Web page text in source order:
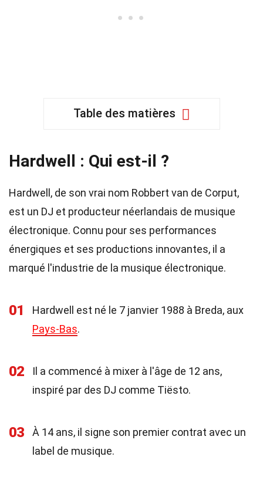
Table des matières
Hardwell : Qui est-il ?
Hardwell, de son vrai nom Robbert van de Corput,
est un DJ et producteur néerlandais de musique
électronique. Connu pour ses performances
énergiques et ses productions innovantes, il a
marqué l'industrie de la musique électronique.
01
Hardwell est né le 7 janvier 1988 à Breda, aux
Pays-Bas.
02
Il a commencé à mixer à l'âge de 12 ans,
inspiré par des DJ comme Tiësto.
03
À 14 ans, il signe son premier contrat avec un
label de musique.